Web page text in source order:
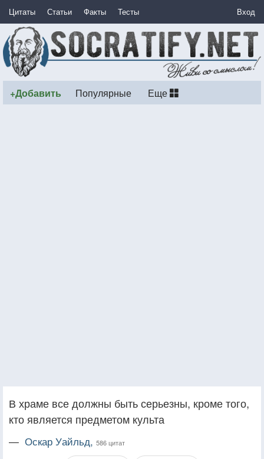
Цитаты Статьи Факты Тесты Вход
+Добавить Популярные Еще
В храме все должны быть серьезны, кроме того,
кто является предметом культа
— Оскар Уайльд, 586 цитат